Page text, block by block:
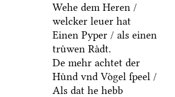
Wehe dem Heren /
welcker leuer hat
Einen Pyper / als einen
truͤwen Raͤdt.
De mehr achtet der
Huͤnd vnd Voͤgel ſpeel /
Als dat he hebb